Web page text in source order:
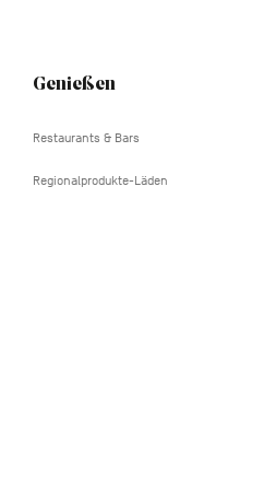
Genießen
Restaurants & Bars
Regionalprodukte-Läden